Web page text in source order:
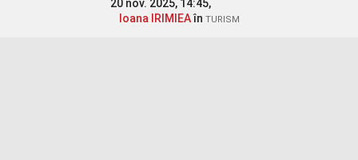
20 nov. 2025, 14:45,
Ioana IRIMIEAîn TURISM